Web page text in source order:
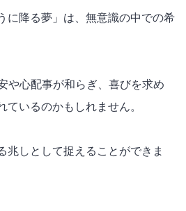
に降る夢」は、無意識の中での希
や心配事が和らぎ、喜びを求め
ているのかもしれません。
兆しとして捉えることができま